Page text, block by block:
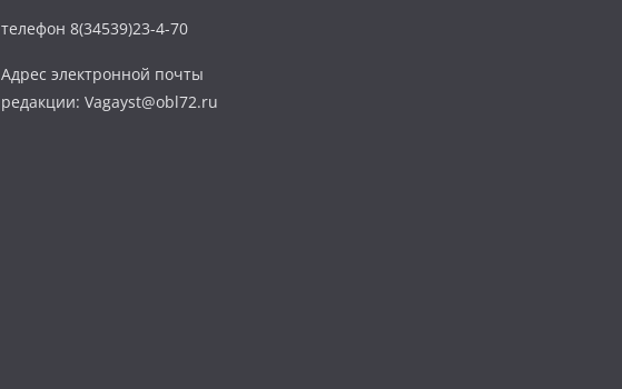
телефон 8(34539)23-4-70
Адрес электронной почты
редакции: Vagayst@obl72.ru